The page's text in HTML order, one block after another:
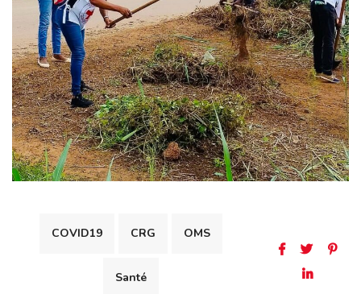
COVID19 CRG OMS
Santé